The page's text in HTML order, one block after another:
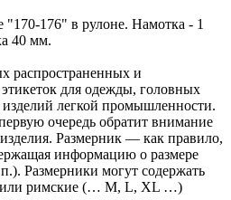
"170-176" в рулоне. Намотка - 1
40 мм.
распространенных и
для одежды, головных
легкой промышленности.
очередь обратит внимание
Размерник — как правило,
информацию о размере
Размерники могут содержать
римские (… M, L, XL …)